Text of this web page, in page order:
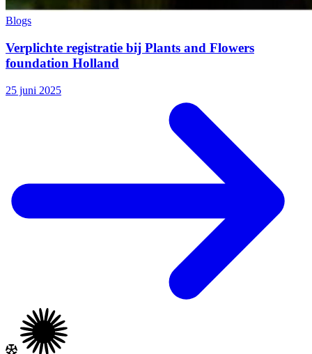
Blogs
Verplichte registratie bij Plants and Flowers
foundation Holland
25 juni 2025